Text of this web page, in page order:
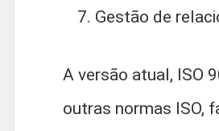
Gestão de
A versão atual, ISO
outras normas ISO,